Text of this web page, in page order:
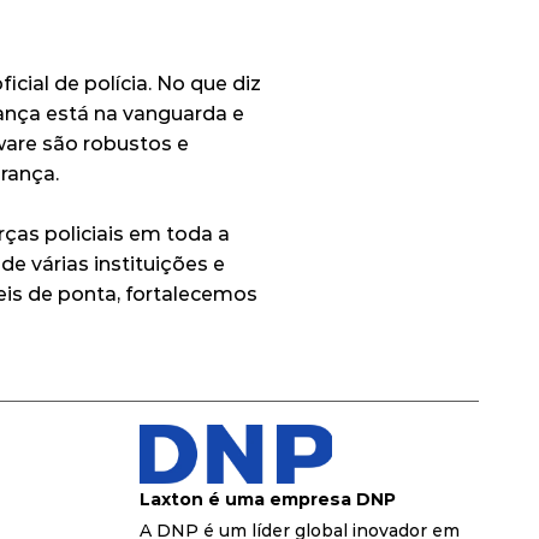
de polícia. No que diz
está na vanguarda e
são robustos e
policiais em toda a
várias instituições e
de ponta, fortalecemos
Laxton é uma empresa DNP
A DNP é um líder global inovador em